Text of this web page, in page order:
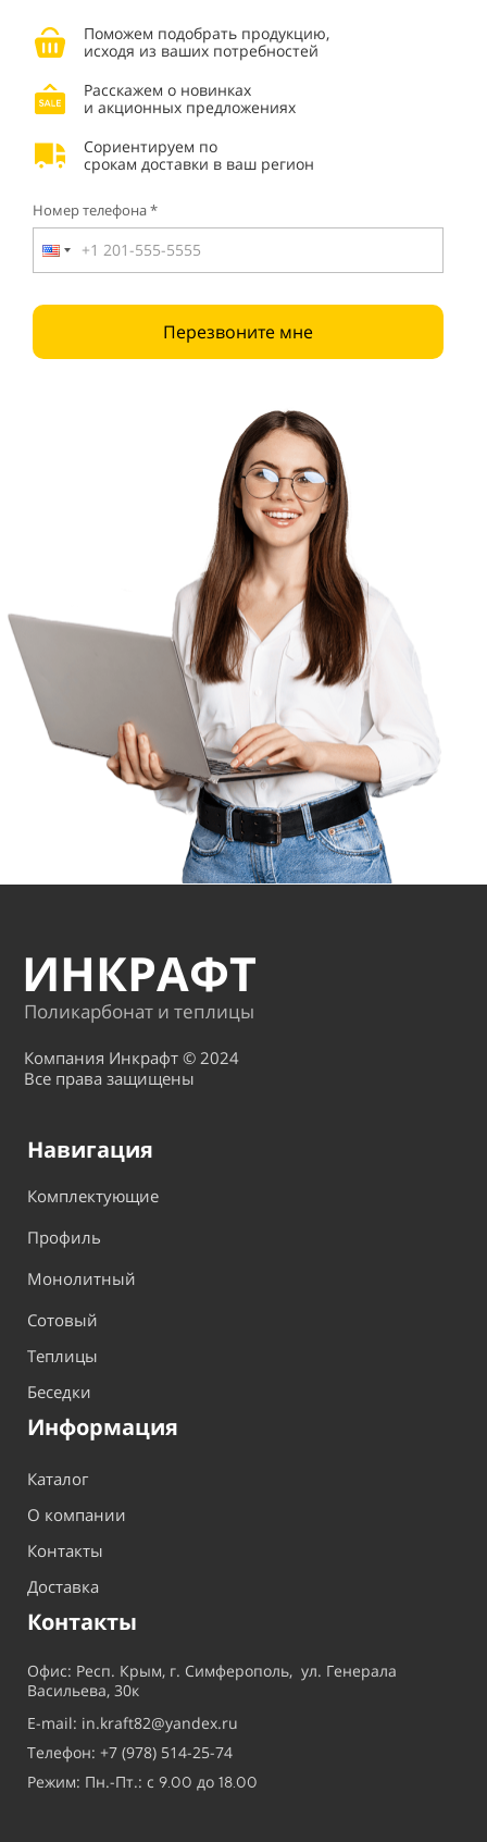
Поможем подобрать продукцию,
исходя из ваших потребностей
Расскажем о новинках
и акционных предложениях
Сориентируем по
срокам доставки в ваш регион
Номер телефона *
Перезвоните мне
ИНКРАФТ
Поликарбонат и теплицы
Компания Инкрафт © 2024
Все права защищены
Навигация
Комплектующие
Профиль
Монолитный
Сотовый
Теплицы
Беседки
Информация
Каталог
О компании
Контакты
Доставка
Контакты
Офис: Респ. Крым, г. Симферополь, ул. Генерала
Васильева, 30к
E-mail: in.kraft82@yandex.ru
Телефон: +7 (978) 514-25-74
Режим: Пн.-Пт.: с 9.00 до 18.00